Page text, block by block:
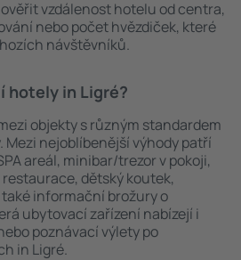
vzdálenost hotelu od centra,
nebo počet hvězdiček, které
návštěvníků.
hotely in Ligré?
objekty s různým standardem
Mezi nejoblíbenější výhody patří
areál, minibar/trezor v pokoji,
dětský koutek,
informační brožury o
ubytovací zařízení nabízejí i
poznávací výlety po
in Ligré.